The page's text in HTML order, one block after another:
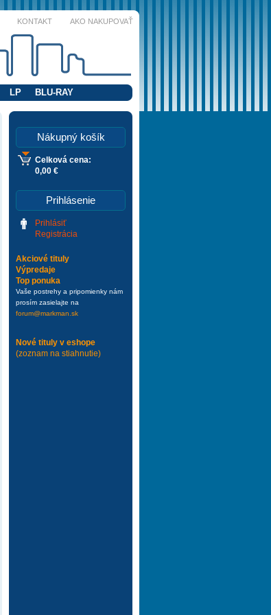
KONTAKT AKO NAKUPOVAŤ
LP BLU-RAY
Nákupný košík
Celková cena:
0,00 €
Prihlásenie
Prihlásiť
Registrácia
Akciové tituly
Výpredaje
Top ponuka
Vaše postrehy a pripomienky nám
prosím zasielajte na
forum@markman.sk
Nové tituly v eshope
(zoznam na stiahnutie)